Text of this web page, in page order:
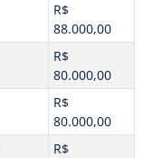
R$
88.000,00
R$
80.000,00
R$
80.000,00
R$